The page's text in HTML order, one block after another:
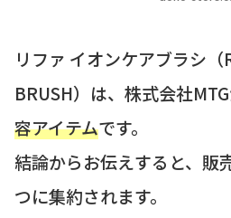
リファ イオンケアブラシ（
BRUSH）は、株式会社
容アイテムです。
結論からお伝えすると、販
つに集約されます。